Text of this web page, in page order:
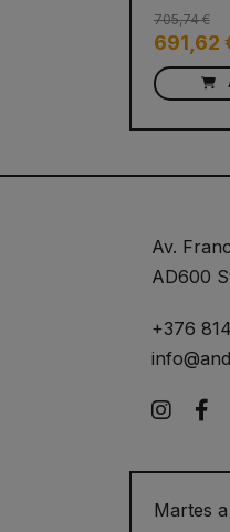
691,62
705,74 €
Av.
AD600
+376
Martes